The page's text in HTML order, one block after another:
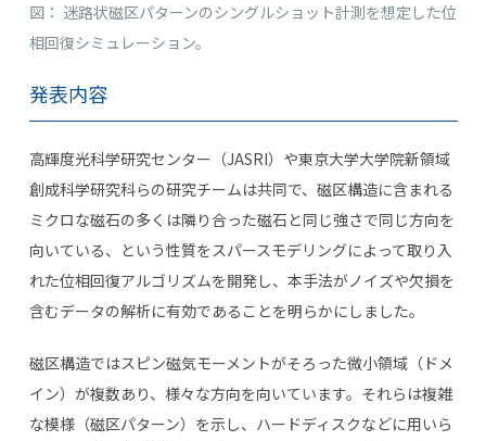
図： 迷路状磁区パターンのシングルショット計測を想定した位
相回復シミュレーション。
発表内容
高輝度光科学研究センター（JASRI）や東京大学大学院新領域
創成科学研究科らの研究チームは共同で、磁区構造に含まれる
ミクロな磁石の多くは隣り合った磁石と同じ強さで同じ方向を
向いている、という性質をスパースモデリングによって取り入
れた位相回復アルゴリズムを開発し、本手法がノイズや欠損を
含むデータの解析に有効であることを明らかにしました。
磁区構造ではスピン磁気モーメントがそろった微小領域（ドメ
イン）が複数あり、様々な方向を向いています。それらは複雑
な模様（磁区パターン）を示し、ハードディスクなどに用いら